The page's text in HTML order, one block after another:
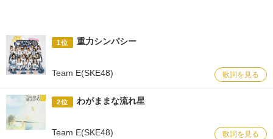
1位 重力シンパシー
Team E(SKE48) 歌詞を見る
2位 わがままな流れ星
Team E(SKE48) 歌詞を見る